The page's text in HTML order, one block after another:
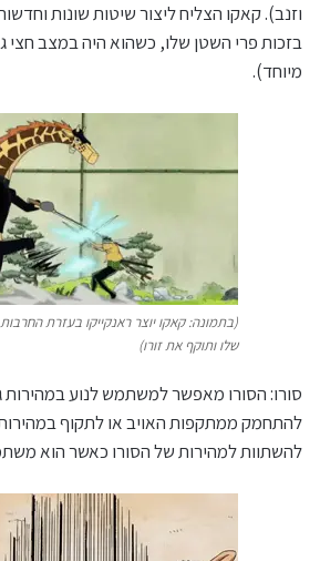
וזנב). קאקו הצליח ליצור שיטות שונות
בזכות פרי השטן שלו, כשהוא היה במצב חצי
מיוחד).
(בתמונה: קאקו יוצר ראנקייקו בעזרת
שלו ותוקף את זורו)
סורו: הסורו מאפשר למשתמש לנוע במהירות
להתחמק ממתקפות האויב או לתקוף במהירות
להשתוות למהירות של הסורו כאשר הוא